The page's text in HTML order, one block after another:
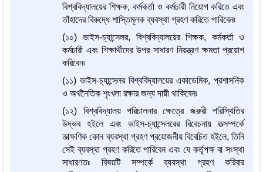
বিশ্ববিদ্যালয়ের শিক্ষক, কর্মকর্তা ও কর্মচারী নিয়োগ করিতে এবং
তাঁহাদের বিরুদ্ধে শাস্তিমূলক ব্যবস্থা গ্রহণ করিতে পারিবেন৷
(১০) ভাইস-চ্যান্সেলর, বিশ্ববিদ্যালয়ের শিক্ষক, কর্মকর্তা ও
কর্মচারী এবং শিক্ষার্থীদের উপর সাধারণ নিয়ন্ত্রণ ক্ষমতা প্রয়োগ
করিবেন৷
(১১) ভাইস-চ্যান্সেলর বিশ্ববিদ্যালয়ের একাডেমিক, প্রশাসনিক
ও অর্থনৈতিক শৃংখলা রক্ষার জন্য দায়ী থাকিবেন৷
(১২) বিশ্ববিদ্যালয় পরিচালনার ক্ষেত্রে জরুরী পরিস্থিতির
উদ্ভব হইলে এবং ভাইস-চ্যান্সেলরের বিবেচনায় তত্সম্পর্কে
তাত্ক্ষণিক কোন ব্যবস্থা গ্রহণ প্রয়োজনীয় বিবেচিত হইলে, তিনি
সেই ব্যবস্থা গ্রহণ করিতে পারিবেন এবং যে কর্তৃপক্ষ বা সংস্থা
সাধারণতঃ বিষয়টি সম্পর্কে ব্যবস্থা গ্রহণ করিবার